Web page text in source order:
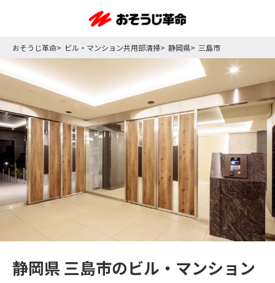
おそうじ革命 ビル・マンション共用部清掃 静岡県 三島市
静岡県 三島市のビル・マンション